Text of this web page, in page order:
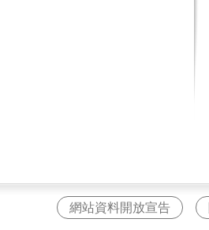
網站資料開放宣告